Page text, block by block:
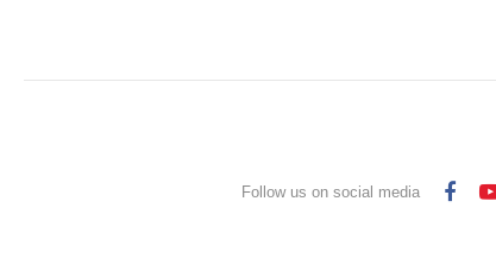
Follow us on social media